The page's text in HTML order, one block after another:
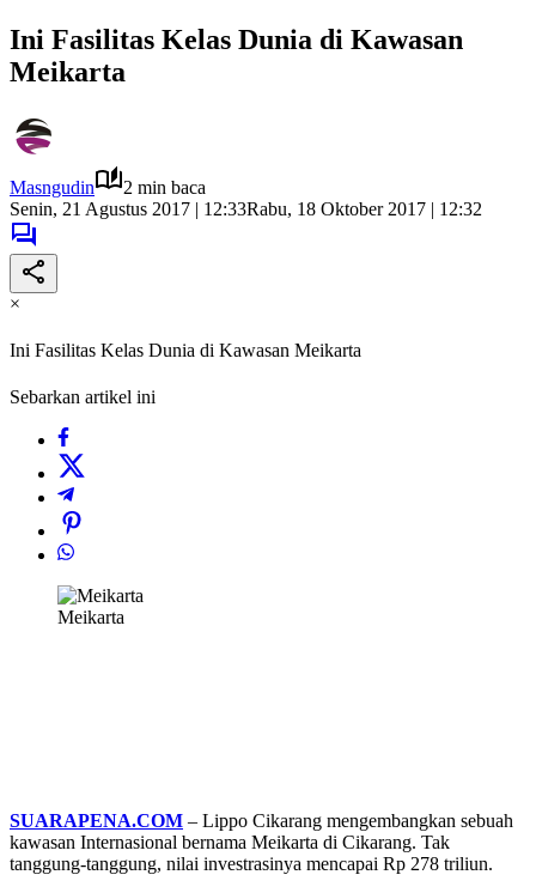
Ini Fasilitas Kelas Dunia di Kawasan
Meikarta
Masngudin
2 min baca
Senin, 21 Agustus 2017 | 12:33Rabu, 18 Oktober 2017 | 12:32
×
Ini Fasilitas Kelas Dunia di Kawasan Meikarta
Sebarkan artikel ini
Meikarta
SUARAPENA.COM – Lippo Cikarang mengembangkan sebuah
kawasan Internasional bernama Meikarta di Cikarang. Tak
tanggung-tanggung, nilai investrasinya mencapai Rp 278 triliun.